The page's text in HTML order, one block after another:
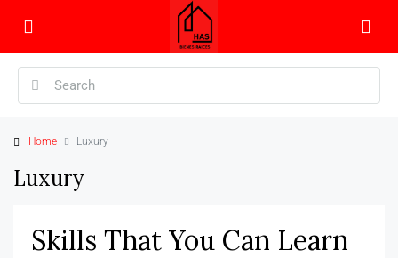
Home Luxury
Luxury
Skills That You Can Learn